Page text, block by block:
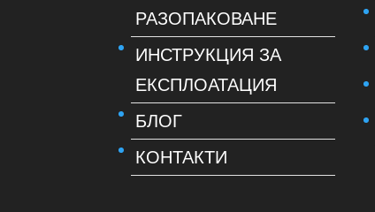
РАЗОПАКОВАНЕ
ИНСТРУКЦИЯ ЗА
ЕКСПЛОАТАЦИЯ
БЛОГ
КОНТАКТИ